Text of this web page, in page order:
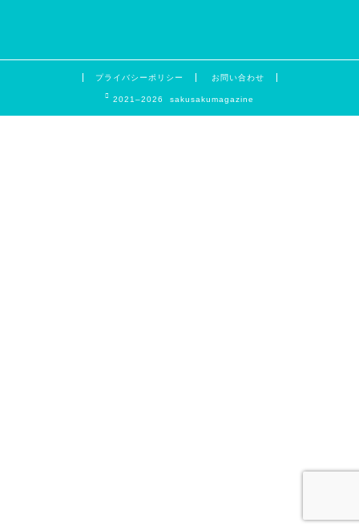
プライバシーポリシー お問い合わせ
2021–2026 sakusakumagazine